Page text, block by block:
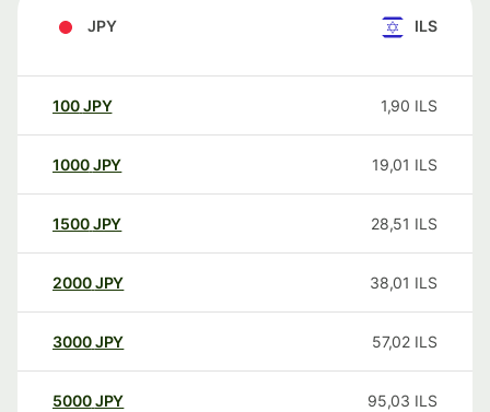
JPY ILS
100JPY 1,90 ILS
1000JPY 19,01 ILS
1500JPY 28,51 ILS
2000JPY 38,01 ILS
3000JPY 57,02 ILS
5000JPY 95,03 ILS